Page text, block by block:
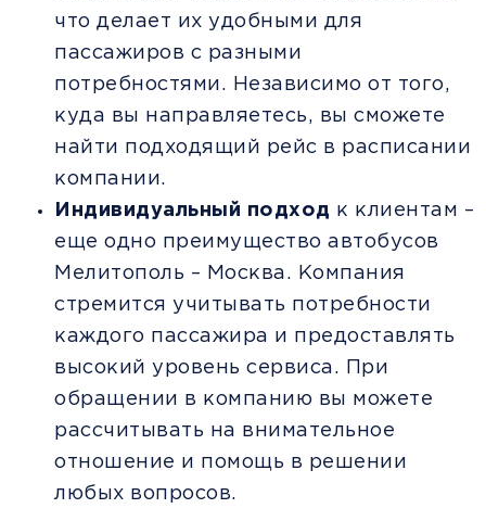
что делает их удобными для
пассажиров с разными
потребностями. Независимо от того,
куда вы направляетесь, вы сможете
найти подходящий рейс в расписании
компании.
Индивидуальный подход к клиентам –
еще одно преимущество автобусов
Мелитополь – Москва. Компания
стремится учитывать потребности
каждого пассажира и предоставлять
высокий уровень сервиса. При
обращении в компанию вы можете
рассчитывать на внимательное
отношение и помощь в решении
любых вопросов.